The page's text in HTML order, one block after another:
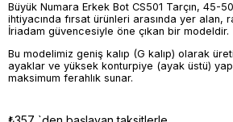
Büyük Numara Erkek Bot CS501 Tarçın, 45-
ihtiyacında fırsat ürünleri arasında yer alan,
İriadam güvencesiyle öne çıkan bir modeldir.
Bu modelimiz geniş kalıp (G kalıp) olarak
ayaklar ve yüksek konturpiye (ayak üstü)
maksimum ferahlık sunar.